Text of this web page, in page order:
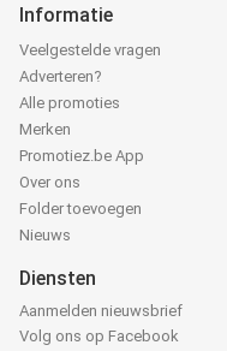
Informatie
Veelgestelde vragen
Adverteren?
Alle promoties
Merken
Promotiez.be App
Over ons
Folder toevoegen
Nieuws
Diensten
Aanmelden nieuwsbrief
Volg ons op Facebook